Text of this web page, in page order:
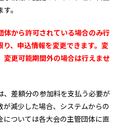
。
から許可されている場合のみ行
、申込情報を変更できます。変
変更可能期間外の場合は行えませ
、差額分の参加料を支払う必要が
が減少した場合、システムからの
ついては各大会の主管団体に直